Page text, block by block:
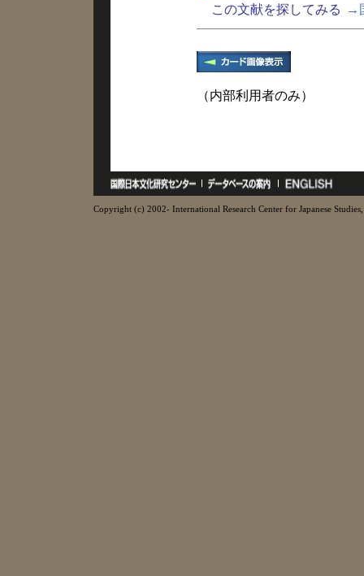
この文献を探してみる
→
（内部利用者のみ）
Copyright (c) 2002- International Research Center for Japanese